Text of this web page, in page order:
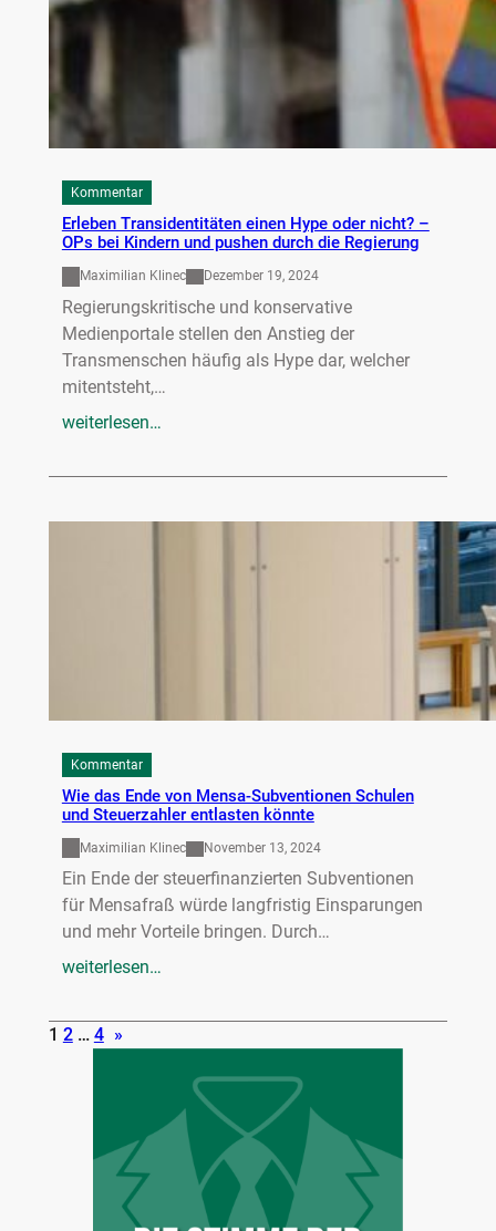
Kommentar
Erleben Transidentitäten einen Hype oder nicht? –
OPs bei Kindern und pushen durch die Regierung
Maximilian Klinec Dezember 19, 2024
Regierungskritische und konservative
Medienportale stellen den Anstieg der
Transmenschen häufig als Hype dar, welcher
mitentsteht,…
weiterlesen…
Kommentar
Wie das Ende von Mensa-Subventionen Schulen
und Steuerzahler entlasten könnte
Maximilian Klinec November 13, 2024
Ein Ende der steuerfinanzierten Subventionen
für Mensafraß würde langfristig Einsparungen
und mehr Vorteile bringen. Durch…
weiterlesen…
1 2 … 4 »